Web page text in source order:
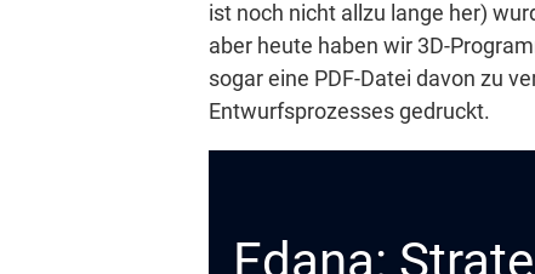
ist noch nicht allzu lange her)
aber heute haben wir 3D-
sogar eine PDF-Datei davon zu
Entwurfsprozesses gedruckt.
Edana: